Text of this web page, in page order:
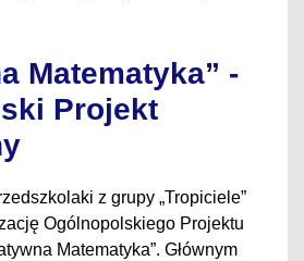
Matematyka” -
Projekt
z grupy „Tropiciele”
Ogólnopolskiego Projektu
Matematyka”. Głównym